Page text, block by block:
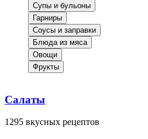
Супы и бульоны
Гарниры
Соусы и заправки
Блюда из мяса
Овощи
Фрукты
Салаты
1295 вкусных рецептов